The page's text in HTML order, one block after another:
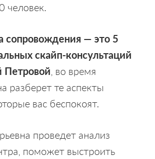
человек.
сопровождения — это 5
скайп-консультаций
, во время
разберет те аспекты
вас беспокоят.
проведет анализ
поможет выстроить